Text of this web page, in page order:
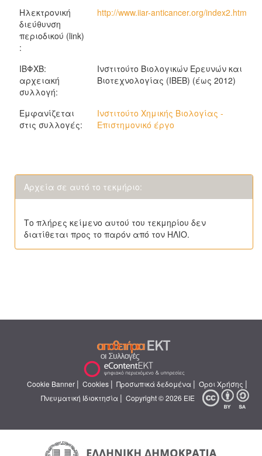
Ηλεκτρονική
διεύθυνση
περιοδικού (link)
:
http://www.iiar-anticancer.org/index2.htm
ΙΒΦΧΒ:
αρχειακή
συλλογή:
Ινστιτούτο Βιολογικών Ερευνών και
Βιοτεχνολογίας (ΙΒΕΒ) (έως 2012)
Εμφανίζεται
στις συλλογές:
Ινστιτούτο Χημικής Βιολογίας -
Επιστημονικό έργο
Αρχεία σε αυτό το τεκμήριο:
Το πλήρες κείμενο αυτού του τεκμηρίου δεν
διατίθεται προς το παρόν από τον ΗΛΙΟ.
Cookie Banner | Cookies | Προσωπικά δεδομένα | Όροι Χρήσης |
Πνευματική Ιδιοκτησία | Copyright © 2026 ΕΙΕ